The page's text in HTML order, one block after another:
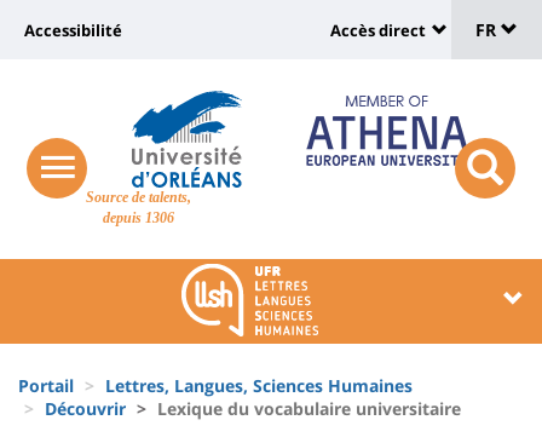
Site
Source de talents,
depuis 1306
Recherche
responsive
menu
button
Université
vers
page
accessibilité
Accessibilité
:
Shortcut
links
Accès direct
de
FR
Block
liste
d'Ariane
Portail
Lettres, Langues, Sciences Humaines
Découvrir
Lexique du vocabulaire universitaire